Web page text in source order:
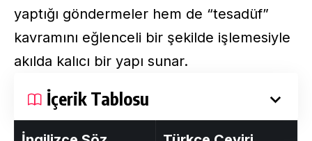
yaptığı göndermeler hem de “tesadüf”
kavramını eğlenceli bir şekilde işlemesiyle
akılda kalıcı bir yapı sunar.
İçerik Tablosu